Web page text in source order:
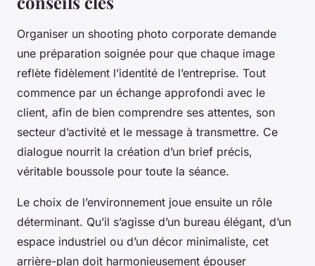
Organiser un shooting photo corporate demande
une préparation soignée pour que chaque image
reflète fidèlement l’identité de l’entreprise. Tout
commence par un échange approfondi avec le
client, afin de bien comprendre ses attentes, son
secteur d’activité et le message à transmettre. Ce
dialogue nourrit la création d’un brief précis,
véritable boussole pour toute la séance.
Le choix de l’environnement joue ensuite un rôle
déterminant. Qu’il s’agisse d’un bureau élégant, d’un
espace industriel ou d’un décor minimaliste, cet
arrière-plan doit harmonieusement épouser